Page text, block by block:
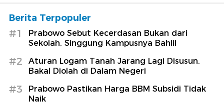
Berita Terpopuler
#1
Prabowo Sebut Kecerdasan Bukan dari
Sekolah, Singgung Kampusnya Bahlil
#2
Aturan Logam Tanah Jarang Lagi Disusun,
Bakal Diolah di Dalam Negeri
#3
Prabowo Pastikan Harga BBM Subsidi Tidak
Naik